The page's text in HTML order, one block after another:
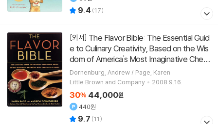
9.4 (17)
[외서]
e to Culinary Creativity, Based on the Wis
dom of America's Most Imaginative Chefs
[Hardcover 1st Edition ]
Dornenburg, Andrew / Page, Karen
Little Brown and Company
2008.9.16.
30% 44,000원
440원
9.7 (11)